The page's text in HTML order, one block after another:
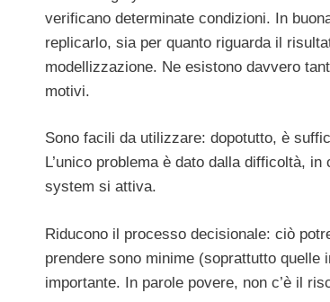
verificano determinate condizioni. In
replicarlo, sia per quanto riguarda il
modellizzazione. Ne esistono davvero
motivi.
Sono facili da utilizzare: dopotutto, è
L’unico problema è dato dalla difficoltà,
system si attiva.
Riducono il processo decisionale: ciò
prendere sono minime (soprattutto
importante. In parole povere, non c’è il